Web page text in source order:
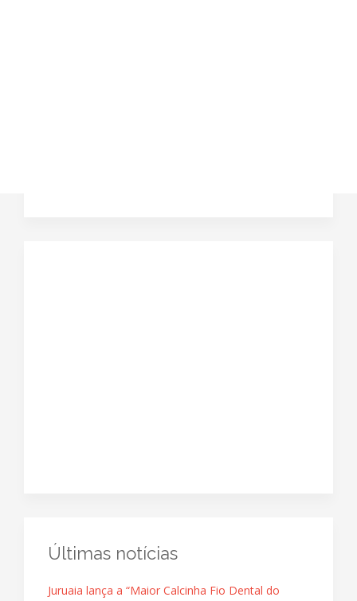
Últimas notícias
Juruaia lança a “Maior Calcinha Fio Dental do